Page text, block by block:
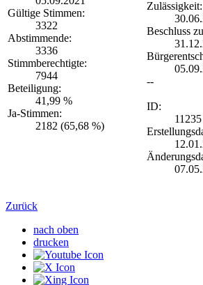
Gültige Stimmen:
3322
Abstimmende:
3336
Stimmberechtigte:
7944
Beteiligung:
41,99 %
Ja-Stimmen:
2182 (65,68 %)
Zulässigkeit:
Beschluss
--
ID:
11235
Zurück
nach oben
drucken